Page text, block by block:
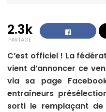
2.3k
PARTAGE
C’est officiel ! La
vient d’annoncer ce
via sa page
entraîneurs
sorti le remplaçant de